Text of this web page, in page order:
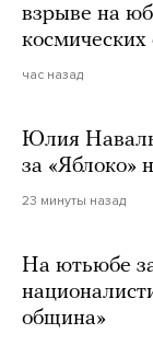
взрыве на
космических
час назад
Юлия
за «Яблоко»
23 минуты назад
На ютьюбе
община»